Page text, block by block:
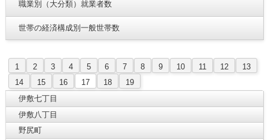
職業別（大分類）就業者数
世帯の経済構成別一般世帯数
1 2 3 4 5 6 7 8 9 10 11 12
13
14
15 16 17 18
19
伊敷七丁目
伊敷八丁目
野尻町